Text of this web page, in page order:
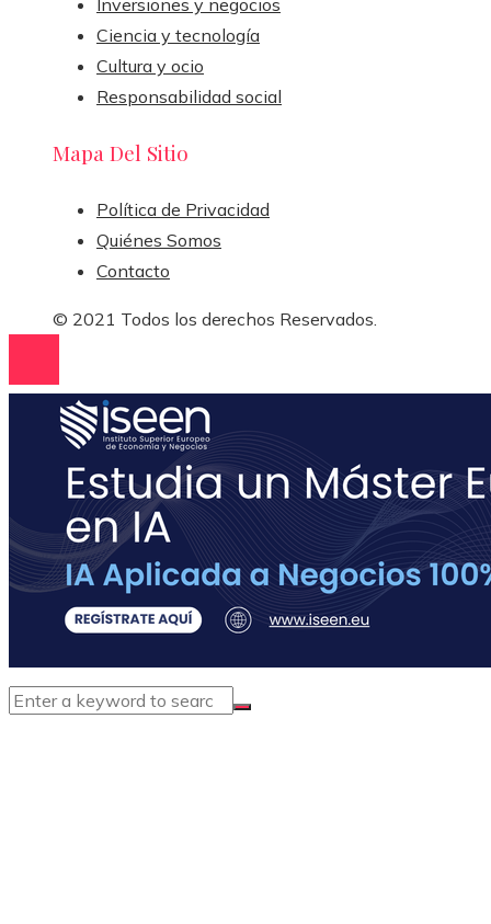
Ciencia y tecnología
Cultura y ocio
Responsabilidad social
Mapa Del Sitio
Política de Privacidad
Quiénes Somos
Contacto
© 2021 Todos los derechos Reservados.